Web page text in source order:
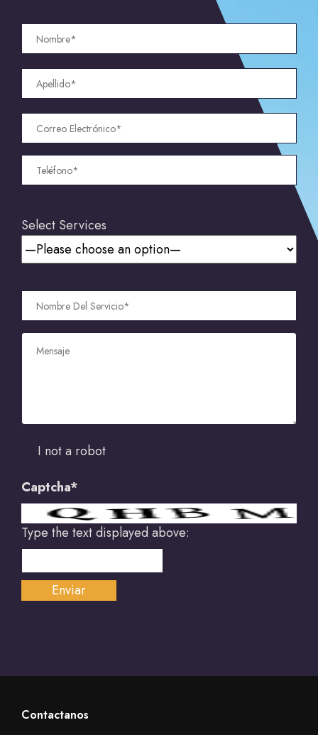
Select Services
I not a robot
Captcha*
Type the text displayed above:
Contactanos